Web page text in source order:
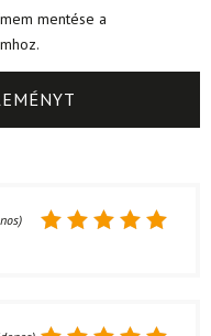
mentése a